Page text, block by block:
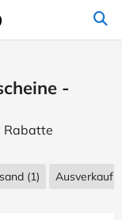
-
Rabatte
(1) Ausverkauf